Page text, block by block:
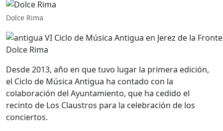
Dolce Rima
Dolce Rima
Desde 2013, año en que tuvo lugar la primera edición,
el Ciclo de Música Antigua ha contado con la
colaboración del Ayuntamiento, que ha cedido el
recinto de Los Claustros para la celebración de los
conciertos.